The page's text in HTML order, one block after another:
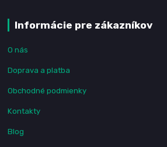
Informácie pre zákazníkov
O nás
Doprava a platba
Obchodné podmienky
Kontakty
Blog